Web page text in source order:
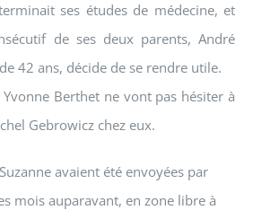
ses études de médecine, et
de ses deux parents, André
42 ans, décide de se rendre utile.
Yvonne Berthet ne vont pas hésiter à
Gebrowicz chez eux.
Suzanne avaient été envoyées par
mois auparavant, en zone libre à